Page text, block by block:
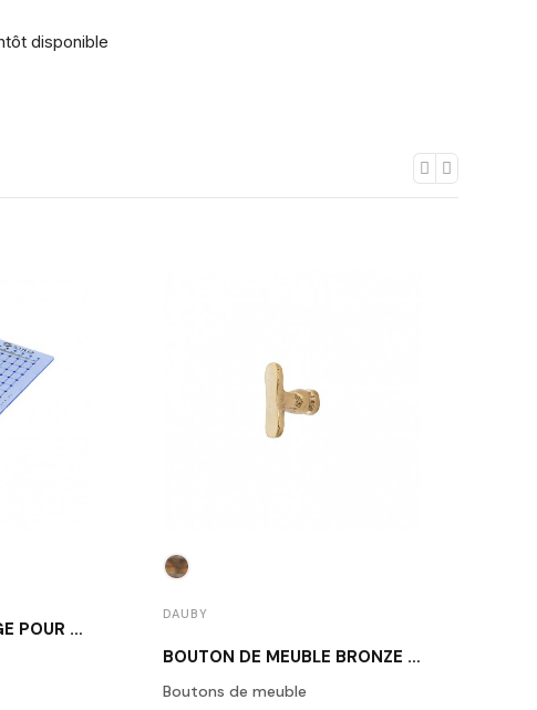
disponible
GABARIT DE PERÇAGE POUR BOUTONS ET POIGNÉES DE MEUBLE
DAUBY
BOUTON DE MEUBLE BRONZE BRUT POLI DAUBY PBU-37 RBP
Boutons de meuble